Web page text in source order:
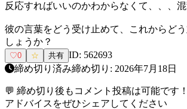
反応すればいいのかわからなくて、、、混
彼の言葉をどう受け止めて、これからど
しょうか？
♡0 ☆ 共有 ID: 562693
締め切り済み締め切り: 2026年7月18日
💬 締め切り後もコメント投稿は可能です
アドバイスをぜひシェアしてください